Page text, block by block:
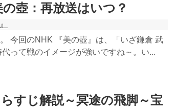
壺：再放送はいつ？
今回のNHK 『美の壺』は、「いざ鎌倉 武
って戦のイメージが強いですね～。い...
すじ解説～冥途の飛脚～宝